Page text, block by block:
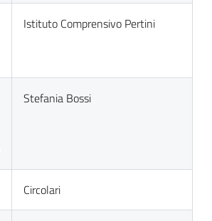
Istituto Comprensivo Pertini
Stefania Bossi
Circolari